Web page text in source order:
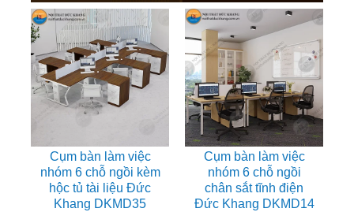
Cụm bàn làm việc
nhóm 6 chỗ ngồi kèm
hộc tủ tài liệu Đức
Khang DKMD35
Cụm bàn làm việc
nhóm 6 chỗ ngồi
chân sắt tĩnh điện
Đức Khang DKMD14